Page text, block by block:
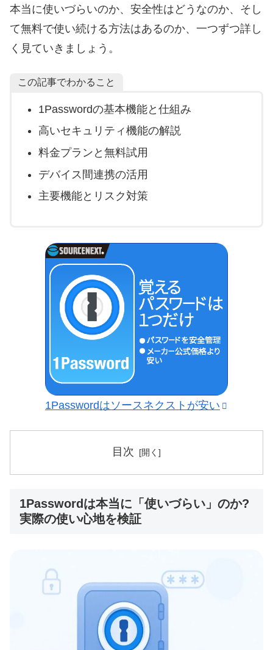
本当に使いづらいのか、安全性はどうなのか、そし
て無料で使い続ける方法はあるのか、一つずつ詳し
く見ていきましょう。
この記事でわかること
1Passwordの基本機能と仕組み
高いセキュリティ機能の解説
料金プランと無料試用
デバイス間連携の活用
主要機能とリスク対策
1Passwordはソースネクストが安い
目次
1Passwordは本当に「使いづらい」のか?
実際の使い心地を検証